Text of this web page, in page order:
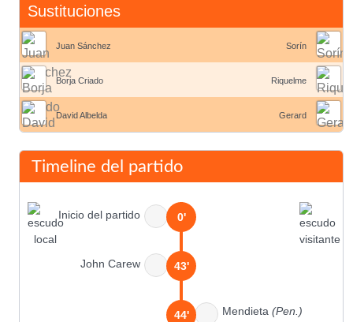
Sustituciones
Juan Sánchez
Borja Criado
David Albelda
Sorín
Riquelme
Gerard
Timeline del partido
Inicio del partido 0'
John Carew 43'
Mendieta(Pen.)
44'